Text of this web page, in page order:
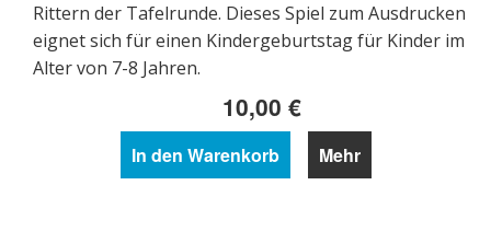
Rittern der Tafelrunde. Dieses Spiel zum Ausdrucken
eignet sich für einen Kindergeburtstag für Kinder im
Alter von 7-8 Jahren.
10,00 €
In den Warenkorb Mehr